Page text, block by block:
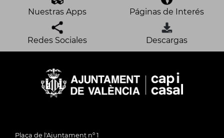
Nuestras Apps Páginas de Interés
Redes Sociales Descargas
Plaça de l'Ajuntament nº 1